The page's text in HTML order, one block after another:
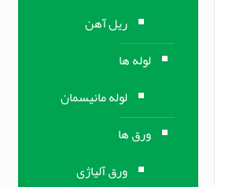
ریل آهن
لوله ها
لوله مانیسمان
ورق ها
ورق آلیاژی